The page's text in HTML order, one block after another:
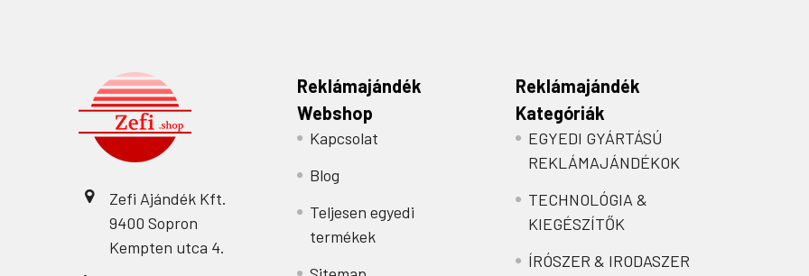
Zefi Ajándék Kft.
9400 Sopron
Kempten utca 4.
Reklámajándék
Webshop
Kapcsolat
Blog
Teljesen egyedi
termékek
Reklámajándék
Kategóriák
EGYEDI GYÁRTÁSÚ
REKLÁMAJÁNDÉKOK
TECHNOLÓGIA &
KIEGÉSZÍTŐK
ÍRÓSZER & IRODASZER